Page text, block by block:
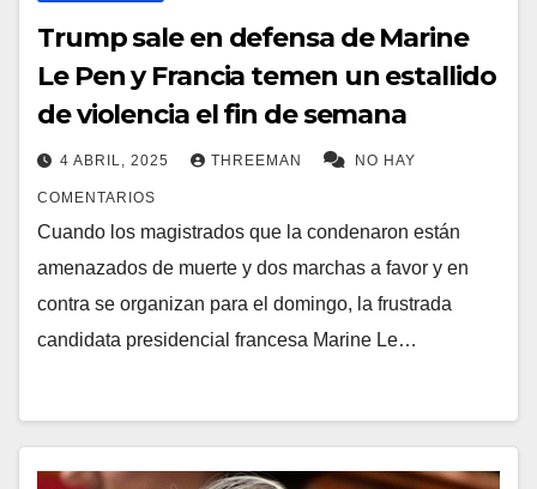
Trump sale en defensa de Marine
Le Pen y Francia temen un estallido
de violencia el fin de semana
4 ABRIL, 2025 THREEMAN NO HAY
COMENTARIOS
Cuando los magistrados que la condenaron están
amenazados de muerte y dos marchas a favor y en
contra se organizan para el domingo, la frustrada
candidata presidencial francesa Marine Le…